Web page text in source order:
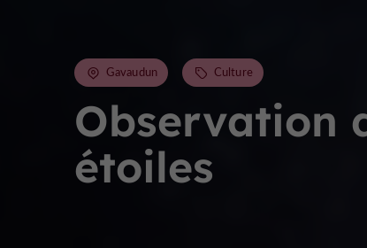
Observation
étoiles
Gavaudun Culture